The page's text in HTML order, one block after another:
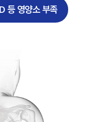
등 영양소 부족